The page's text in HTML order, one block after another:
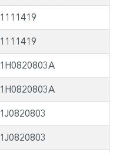
1111419
1111419
1H0820803A
1H0820803A
1J0820803
1J0820803